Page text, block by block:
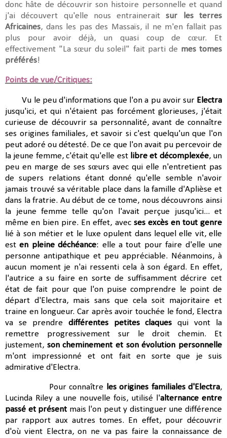
donc hâte de découvrir son histoire personnelle et quand
j'ai découvert qu'elle nous entraineraitsur les terres
Africaines, dans les pas des Massaïs, il ne m'en fallait pas
plus pour avoir déjà, un quasi coup de cœur. Et
effectivement "La sœur du soleil" fait parti de mes tomes
préférés!
Points de vue/Critiques:
Vu le peu d'informations que l'on a pu avoir sur Electra
jusqu'ici, et qui n'étaient pas forcément glorieuses, j'était
curieuse de découvrir sa personnalité, avant de connaître
ses origines familiales, et savoir si c'est quelqu'un que l'on
peut adoré ou détesté. De ce que l'on avait pu percevoir de
la jeune femme, c'était qu'elle est libre et décomplexée, un
peu en marge de ses sœurs avec qui elle n'entretient pas
de supers relations étant donné qu'elle semble n'avoir
jamais trouvé sa véritable place dans la famille d'Aplièse et
dans la fratrie. Au début de ce tome, nous découvrons ainsi
la jeune femme telle qu'on l'avait perçue jusqu'ici... et
même en bien pire. En effet, avec ses excès en tout genre
lié à son métier et le luxe opulent dans lequel elle vit, elle
esten pleine déchéance: elle a tout pour faire d'elle une
personne antipathique et peu appréciable. Néanmoins, à
aucun moment je n'ai ressenti cela à son égard. En effet,
l'autrice a su faire en sorte de suffisamment décrire cet
état de fait pour que l'on puise comprendre le point de
départ d'Electra, mais sans que cela soit majoritaire et
traine en longueur. Car après avoir touchée le fond, Electra
va se prendre différentes petites claques qui vont la
remettre progressivement sur le droit chemin. Et
justement, son cheminement et son évolution personnelle
m'ont impressionné et ont fait en sorte que je suis
admirative d'Electra.
Pour connaître les origines familiales d'Electra,
Lucinda Riley a une nouvelle fois, utilisé l'alternance entre
passé et présent mais l'on peut y distinguer une différence
par rapport aux autres tomes. En effet, pour découvrir
d'où vient Electra, on ne va pas faire la connaissance de